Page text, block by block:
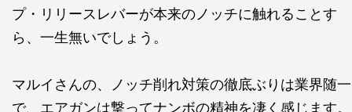
プ・リリースレバーが本来のノッチに触れることす
ら、一生無いでしょう。
マルイさんの、ノッチ削れ対策の徹底ぶりは業界随一
で、エアガンは撃ってナンボの精神を凄く感じます。